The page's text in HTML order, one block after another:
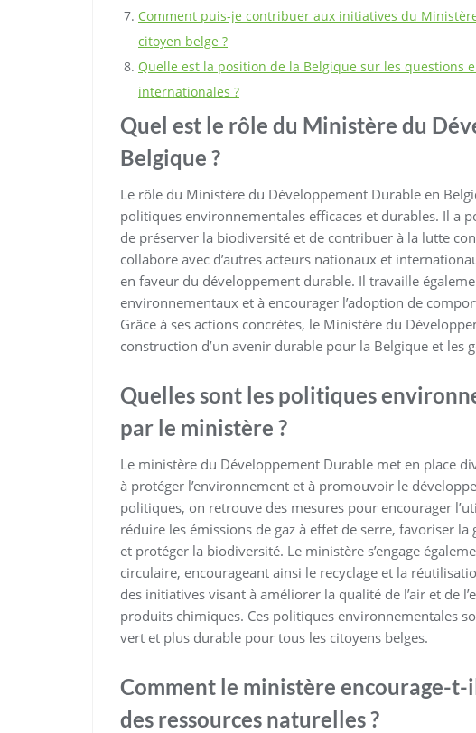
Comment puis-je contribuer aux initiatives du
citoyen belge ?
Quelle est la position de la Belgique sur les questions
internationales ?
Quel est le rôle du Ministère du
Belgique ?
Le rôle du Ministère du Développement Durable en
politiques environnementales efficaces et durables. Il a
de préserver la biodiversité et de contribuer à la lutte
collabore avec d’autres acteurs nationaux et
en faveur du développement durable. Il travaille
environnementaux et à encourager l’adoption de
Grâce à ses actions concrètes, le Ministère du
construction d’un avenir durable pour la Belgique et les
Quelles sont les politiques
par le ministère ?
Le ministère du Développement Durable met en place
à protéger l’environnement et à promouvoir le
politiques, on retrouve des mesures pour encourager
réduire les émissions de gaz à effet de serre, favoriser
et protéger la biodiversité. Le ministère s’engage
circulaire, encourageant ainsi le recyclage et la
des initiatives visant à améliorer la qualité de l’air et de
produits chimiques. Ces politiques environnementales
vert et plus durable pour tous les citoyens belges.
Comment le ministère encourage-
des ressources naturelles ?